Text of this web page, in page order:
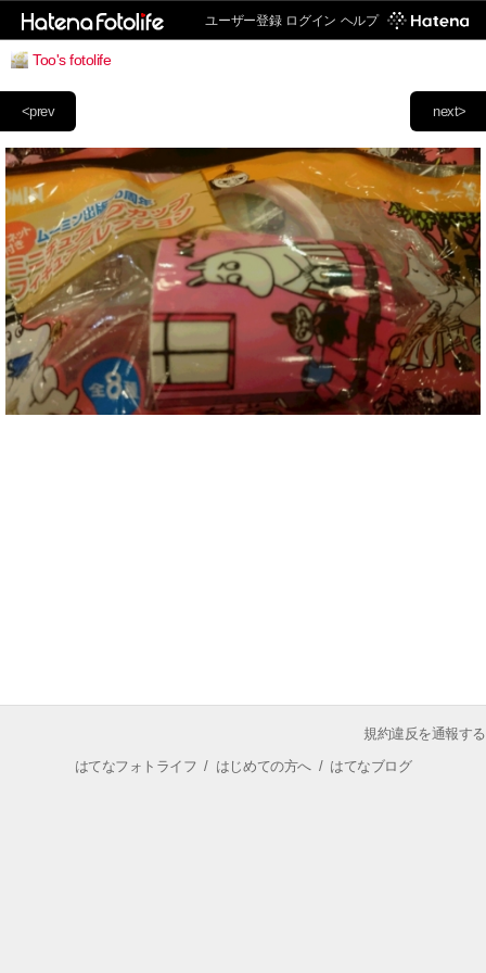
ユーザー登録 ログイン ヘルプ
Too's fotolife
next>
<prev
規約違反を通報する
はてなフォトライフ / はじめての方へ/ はてなブログ